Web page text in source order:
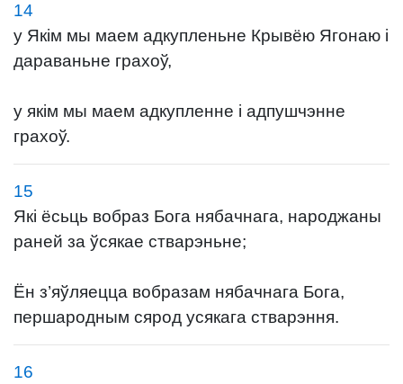
14
у Якім мы маем адкупленьне Крывёю Ягонаю і
дараваньне грахоў,
у якім мы маем адкупленне і адпушчэнне
грахоў.
15
Які ёсьць вобраз Бога нябачнага, народжаны
раней за ўсякае стварэньне;
Ён з’яўляецца вобразам нябачнага Бога,
першародным сярод усякага стварэння.
16